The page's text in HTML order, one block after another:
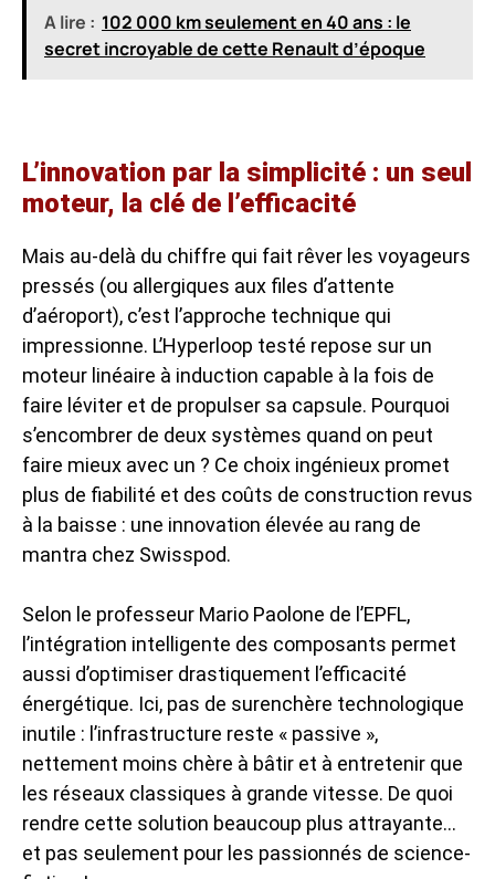
A lire : 102 000 km seulement en 40 ans : le
secret incroyable de cette Renault d’époque
L’innovation par la simplicité : un seul
moteur, la clé de l’efficacité
Mais au-delà du chiffre qui fait rêver les voyageurs
pressés (ou allergiques aux files d’attente
d’aéroport), c’est l’approche technique qui
impressionne. L’Hyperloop testé repose sur un
moteur linéaire à induction capable à la fois de
faire léviter et de propulser sa capsule. Pourquoi
s’encombrer de deux systèmes quand on peut
faire mieux avec un ? Ce choix ingénieux promet
plus de fiabilité et des coûts de construction revus
à la baisse : une innovation élevée au rang de
mantra chez Swisspod.
Selon le professeur Mario Paolone de l’EPFL,
l’intégration intelligente des composants permet
aussi d’optimiser drastiquement l’efficacité
énergétique. Ici, pas de surenchère technologique
inutile : l’infrastructure reste « passive »,
nettement moins chère à bâtir et à entretenir que
les réseaux classiques à grande vitesse. De quoi
rendre cette solution beaucoup plus attrayante…
et pas seulement pour les passionnés de science-